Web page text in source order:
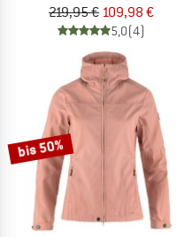
219,95 € 109,98 €
5,0(4)
bis 50%